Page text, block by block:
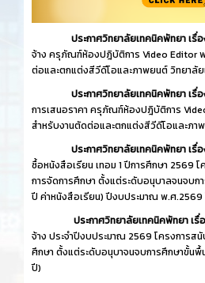
ประกาศวิทยาลัยเทคนิคพัทยา เรื่
จ้าง ครุภัณฑ์ห้องปฎิบัติการ Video Editor
ต่อและตกแต่งสีวีดีโอและภาพยนต์ วิทยาลั
ประกาศวิทยาลัยเทคนิคพัทยา เรื่
การเสนอราคา ครุภัณฑ์ห้องปฎิบัติการ
สำหรับงานตัดต่อและตกแต่งสีวีดีโอและภา
ประกาศวิทยาลัยเทคนิคพัทยา เรื่
ซื้อหนังสือเรียน เทอม 1 ปีการศึกษา 2569 โ
การจัดการศึกษา ตั้งแต่ระดับอนุบาลจนจบก
ปี ค่าหนังสือเรียน) ปีงบประมาณ พ.ศ.2569
ประกาศวิทยาลัยเทคนิคพัทยา เรื่
จ้าง ประจำปีงบประมาณ 2569 โครงการสนั
ศึกษา ตั้งแต่ระดับอนุบาจนจบการศึกษาขั้นพื้
ปี)